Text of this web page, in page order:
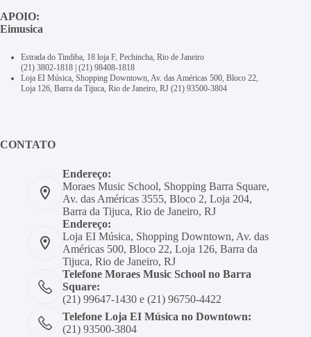
APOIO:
Eimusica
Estrada do Tindiba, 18 loja F, Pechincha, Rio de Janeiro
(21) 3802-1818 | (21) 98408-1818
Loja EI Música, Shopping Downtown, Av. das Américas 500, Bloco 22,
Loja 126, Barra da Tijuca, Rio de Janeiro, RJ (21) 93500-3804
CONTATO
Endereço:
Moraes Music School, Shopping Barra Square,
Av. das Américas 3555, Bloco 2, Loja 204,
Barra da Tijuca, Rio de Janeiro, RJ
Endereço:
Loja EI Música, Shopping Downtown, Av. das
Américas 500, Bloco 22, Loja 126, Barra da
Tijuca, Rio de Janeiro, RJ
Telefone Moraes Music School no Barra
Square:
(21) 99647-1430 e (21) 96750-4422
Telefone Loja EI Música no Downtown:
(21) 93500-3804